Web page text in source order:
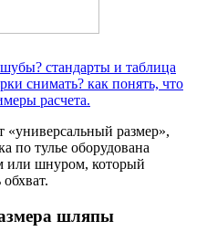
стандарты и таблица
снимать? как понять, что
расчета.
«универсальный размер»,
по тулье оборудована
или шнуром, который
шляпы